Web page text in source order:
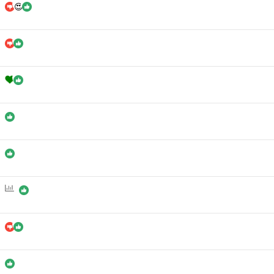
س
ی
ن
ر
س
ی